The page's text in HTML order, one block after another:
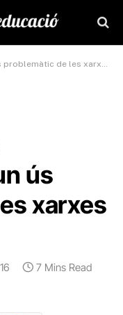
de les xarxes socials
ús
xarxes
7 Mins Read